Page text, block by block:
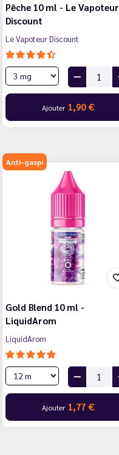
Pêche 10 ml - Le Vapoteur
Discount
Le Vapoteur Discount
Ajouter 1,90 €
Anti-gaspi
Gold Blend 10 ml -
LiquidArom
LiquidArom
Ajouter 1,77 €